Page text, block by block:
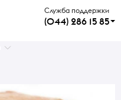
Служба поддержки
(044) 286 15 85